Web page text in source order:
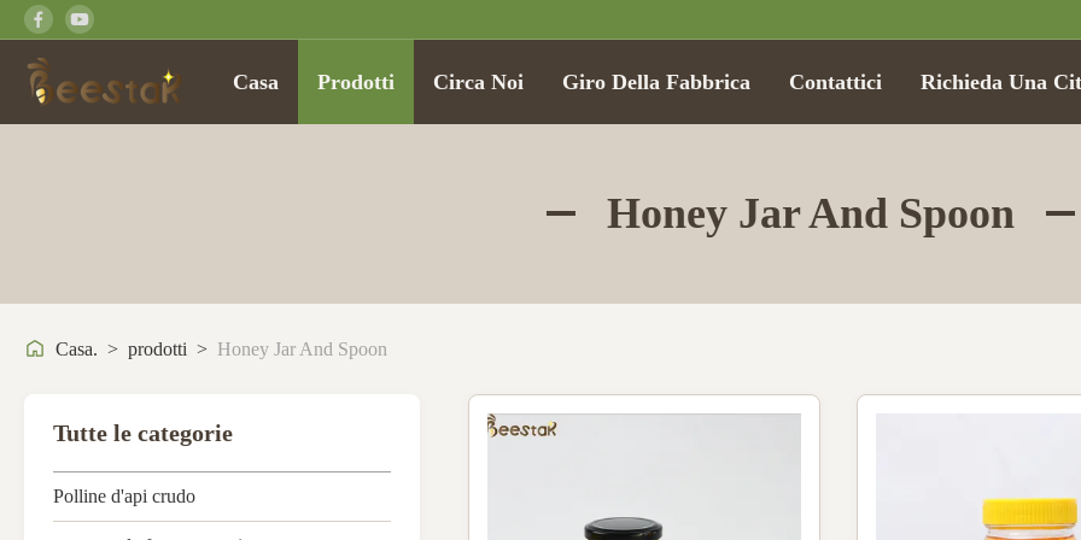
Casa Prodotti Circa Noi Giro Della Fabbrica Contattici Richieda Una
Honey Jar And Spoon
Casa. > prodotti > Honey Jar And Spoon
Tutte le categorie
Polline d'api crudo